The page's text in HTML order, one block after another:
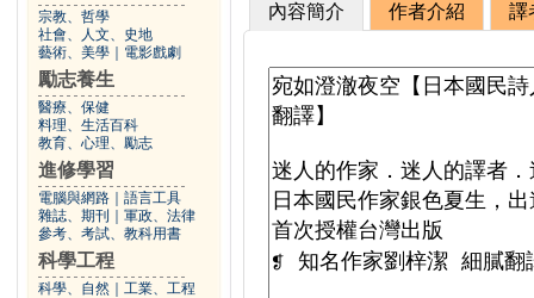
宗教、哲學
社會、人文、史地
藝術、美學
電影戲劇
勵志養生
醫療、保健
料理、生活百科
教育、心理、勵志
進修學習
電腦與網路
語言工具
雜誌、期刊
軍政、法律
參考、考試、教科用書
科學工程
科學、自然 工業、工程
內容簡介 作者介紹 譯